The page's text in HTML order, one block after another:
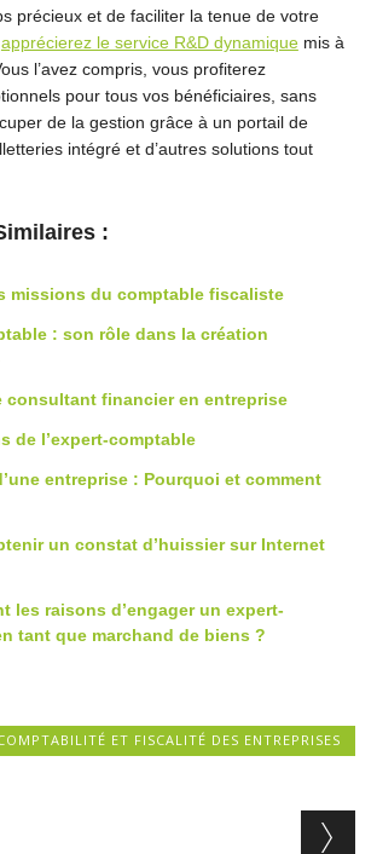
précieux et de faciliter la tenue de votre
apprécierez le service R&D dynamiquemis à
l’avez compris, vous profiterez
pour tous vos bénéficiaires, sans
de la gestion grâce à un portail de
intégré et d’autres solutions tout
:
missions du comptable fiscaliste
: son rôle dans la création
consultant financier en entreprise
de l’expert-comptable
entreprise : Pourquoi et comment
un constat d’huissier sur Internet
les raisons d’engager un expert-
tant que marchand de biens ?
ET FISCALITÉ DES ENTREPRISES